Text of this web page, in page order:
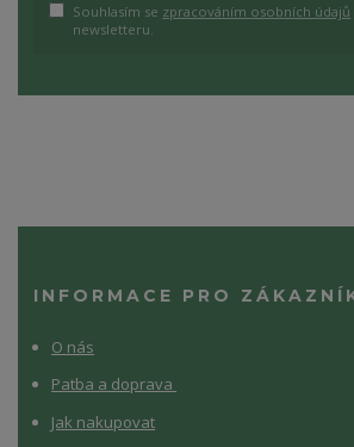
Souhlasím se zpracováním osobních údajů
newsletteru.
INFORMACE PRO
O nás
Patba a doprava
Jak nakupovat